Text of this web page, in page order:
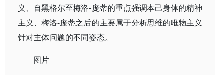
义、自黑格尔至梅洛-庞蒂的重点强调本己身体的精神
主义、梅洛-庞蒂之后的主要属于分析思维的唯物主义
针对主体问题的不同姿态。
图片